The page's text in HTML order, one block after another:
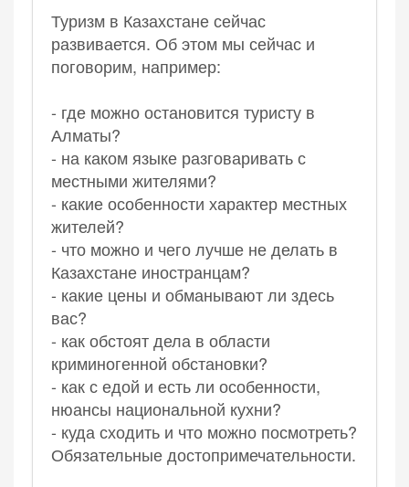
Туризм в Казахстане сейчас
развивается. Об этом мы сейчас и
поговорим, например:
- где можно остановится туристу в
Алматы?
- на каком языке разговаривать с
местными жителями?
- какие особенности характер местных
жителей?
- что можно и чего лучше не делать в
Казахстане иностранцам?
- какие цены и обманывают ли здесь
вас?
- как обстоят дела в области
криминогенной обстановки?
- как с едой и есть ли особенности,
нюансы национальной кухни?
- куда сходить и что можно посмотреть?
Обязательные достопримечательности.